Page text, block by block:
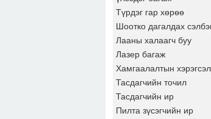
Түрдэг гар хөрөө
Шоотко дагалдах
Лааны халаагч буу
Лазер багаж
Хамгаалалтын хэрэгсэл
Тасдагчийн точил
Тасдагчийн ир
Пилта зүсэгчийн ир